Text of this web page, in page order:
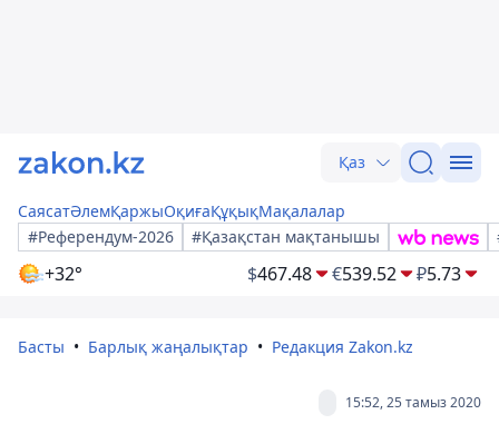
Қаз
СаясатӘлемҚаржыОқиғаҚұқықМақалалар
#Референдум-2026
#Қазақстан мақтанышы
+32° $467.48 €539.52 ₽5.73
Басты Барлық жаңалықтар Редакция Zakon.kz
15:52, 25 тамыз 2020